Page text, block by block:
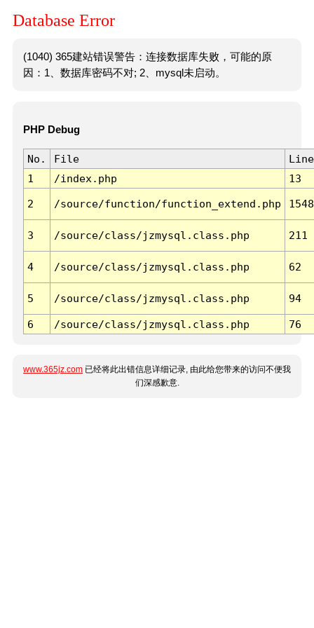
Database Error
(1040) 365建站错误警告：连接数据库失败，可能的原
因：1、数据库密码不对; 2、mysql未启动。
PHP Debug
No. File
Line
1
/index.php 13
2 /source/function/function_extend.php 1548
3 /source/class/jzmysql.class.php 211
4 /source/class/jzmysql.class.php 62
5 /source/class/jzmysql.class.php 94
6 /source/class/jzmysql.class.php 76
www.365jz.com 已经将此出错信息详细记录, 由此给您带来的访问不便我
们深感歉意.